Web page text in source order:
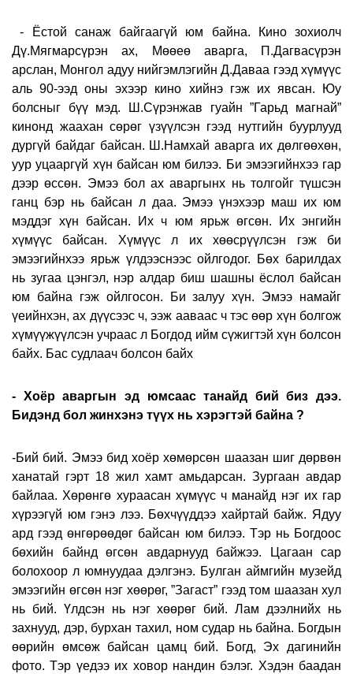
- Ёстой санаж байгаагүй юм байна. Кино зохиолч
Дү.Мягмарсүрэн ах, Мөөеө аварга, П.Дагвасүрэн
арслан, Монгол адуу нийгэмлэгийн Д.Даваа гээд хүмүүс
аль 90-ээд оны эхээр кино хийнэ гэж их явсан. Юу
болсныг бүү мэд. Ш.Сүрэнжав гуайн ”Гарьд магнай”
кинонд жаахан сөрөг үзүүлсэн гээд нутгийн буурлууд
дургүй байдаг байсан. Ш.Намхай аварга их дөлгөөхөн,
уур уцааргүй хүн байсан юм билээ. Би эмээгийнхээ гар
дээр өссөн. Эмээ бол ах аваргынх нь толгойг түшсэн
ганц бэр нь байсан л даа. Эмээ үнэхээр маш их юм
мэддэг хүн байсан. Их ч юм ярьж өгсөн. Их энгийн
хүмүүс байсан. Хүмүүс л их хөөсрүүлсэн гэж би
эмээгийнхээ ярьж үлдээснээс ойлгодог. Бөх барилдах
нь зугаа цэнгэл, нэр алдар биш шашны ёслол байсан
юм байна гэж ойлгосон. Би залуу хүн. Эмээ намайг
үеийнхэн, ах дүүсээс ч, ээж ааваас ч тэс өөр хүн болгож
хүмүүжүүлсэн учраас л Богдод ийм сүжигтэй хүн болсон
байх. Бас судлаач болсон байх
- Хоёр аваргын эд юмсаас танайд бий биз дээ.
Бидэнд бол жинхэнэ түүх нь хэрэгтэй байна ?
-Бий бий. Эмээ бид хоёр хөмөрсөн шаазан шиг дөрвөн
ханатай гэрт 18 жил хамт амьдарсан. Зургаан авдар
байлаа. Хөрөнгө хураасан хүмүүс ч манайд нэг их гар
хүрээгүй юм гэнэ лээ. Бөхчүүддээ хайртай байж. Ядуу
ард гээд өнгөрөөдөг байсан юм билээ. Тэр нь Богдоос
бөхийн байнд өгсөн авдарнууд байжээ. Цагаан сар
болохоор л юмнуудаа дэлгэнэ. Булган аймгийн музейд
эмээгийн өгсөн нэг хөөрөг, ”Загаст” гээд том шаазан хул
нь бий. Үлдсэн нь нэг хөөрөг бий. Лам дээлнийх нь
захнууд, дэр, бурхан тахил, ном судар нь байна. Богдын
өөрийн өмсөж байсан цамц бий. Богд, Эх дагинийн
фото. Тэр үедээ их ховор нандин бэлэг. Хэдэн баадан